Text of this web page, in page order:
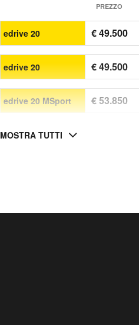
PREZZO
edrive 20 € 49.500
edrive 20 € 49.500
edrive 20 MSport € 53.850
MOSTRA TUTTI